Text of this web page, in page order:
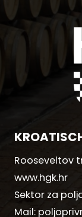
Rooseveltov
www.hgk.hr
Sektor za
Mail: